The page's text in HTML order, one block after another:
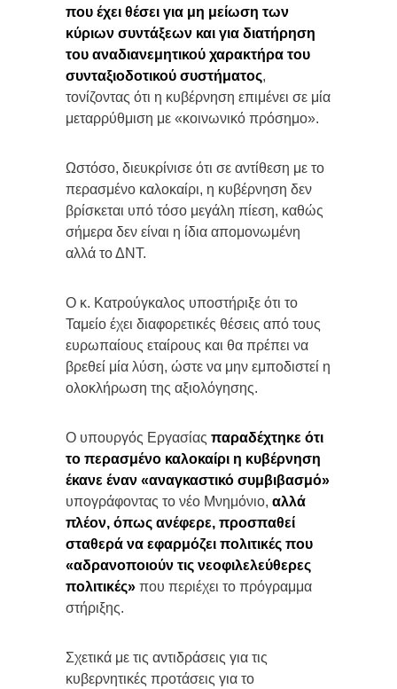
που έχει θέσει για μη μείωση των
κύριων συντάξεων και για διατήρηση
του αναδιανεμητικού χαρακτήρα του
συνταξιοδοτικού συστήματος,
τονίζοντας ότι η κυβέρνηση επιμένει σε μία
μεταρρύθμιση με «κοινωνικό πρόσημο».
Ωστόσο, διευκρίνισε ότι σε αντίθεση με το
περασμένο καλοκαίρι, η κυβέρνηση δεν
βρίσκεται υπό τόσο μεγάλη πίεση, καθώς
σήμερα δεν είναι η ίδια απομονωμένη
αλλά το ΔΝΤ.
Ο κ. Κατρούγκαλος υποστήριξε ότι το
Ταμείο έχει διαφορετικές θέσεις από τους
ευρωπαίους εταίρους και θα πρέπει να
βρεθεί μία λύση, ώστε να μην εμποδιστεί η
ολοκλήρωση της αξιολόγησης.
Ο υπουργός Εργασίας παραδέχτηκε ότι
το περασμένο καλοκαίρι η κυβέρνηση
έκανε έναν «αναγκαστικό συμβιβασμό»
υπογράφοντας το νέο Μνημόνιο, αλλά
πλέον, όπως ανέφερε, προσπαθεί
σταθερά να εφαρμόζει πολιτικές που
«αδρανοποιούν τις νεοφιλελεύθερες
πολιτικές» που περιέχει το πρόγραμμα
στήριξης.
Σχετικά με τις αντιδράσεις για τις
κυβερνητικές προτάσεις για το